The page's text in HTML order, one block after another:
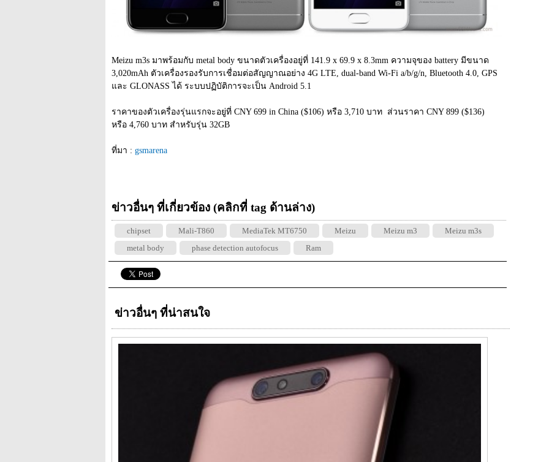
Meizu m3s มาพร้อมกับ metal body ขนาดตัวเครื่องอยู่ที่ 141.9 x 69.9 x 8.3mm ความจุของ battery มีขนาด
3,020mAh ตัวเครื่องรองรับการเชื่อมต่อสัญญาณอย่าง 4G LTE, dual-band Wi-Fi a/b/g/n, Bluetooth 4.0, GPS
และ GLONASS ได้ ระบบปฏิบัติการจะเป็น Android 5.1
ราคาของตัวเครื่องรุ่นแรกจะอยู่ที่ CNY 699 in China ($106) หรือ 3,710 บาท  ส่วนราคา CNY 899 ($136)
หรือ 4,760 บาท สำหรับรุ่น 32GB
ที่มา : gsmarena
ข่าวอื่นๆ ที่เกี่ยวข้อง (คลิกที่ tag ด้านล่าง)
chipset Mali-T860 MediaTek MT6750 Meizu Meizu m3
Meizu m3s
metal body
phase detection autofocus Ram
ข่าวอื่นๆ ที่น่าสนใจ